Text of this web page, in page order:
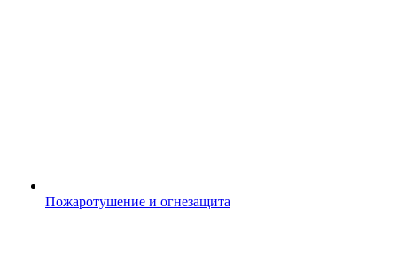
Пожаротушение и огнезащита